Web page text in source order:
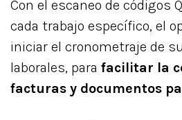
Con el escaneo de códigos
cada trabajo específico, el
iniciar el cronometraje de
laborales, para facilitar la
facturas y documentos